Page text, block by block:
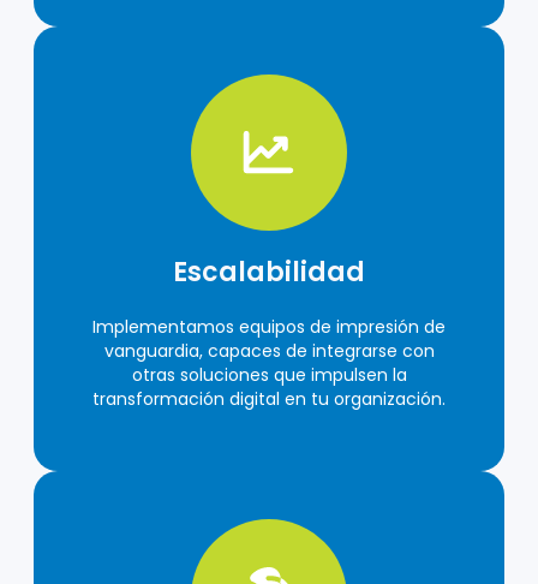
Escalabilidad
Implementamos equipos de impresión de
vanguardia, capaces de integrarse con
otras soluciones que impulsen la
transformación digital en tu organización.